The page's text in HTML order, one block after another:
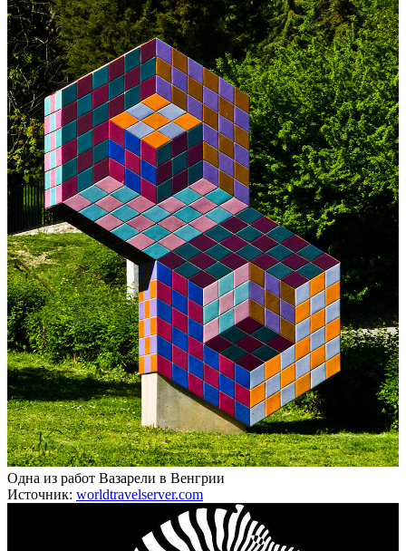
Одна из работ Вазарели в Венгрии
Источник: worldtravelserver.com